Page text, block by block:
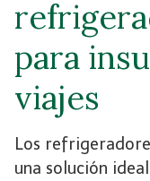
para
viajes
Los
una solución